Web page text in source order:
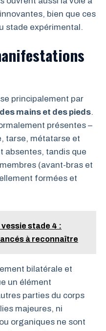
bien que ces
stade expérimental.
principalement par
mains et des pieds.
présentes –
tarse, métatarse et
absentes, tandis que
(avant-bras et
formées et
stade 4 :
à reconnaître
bilatérale et
un élément
parties du corps
majeures, ni
organiques ne sont